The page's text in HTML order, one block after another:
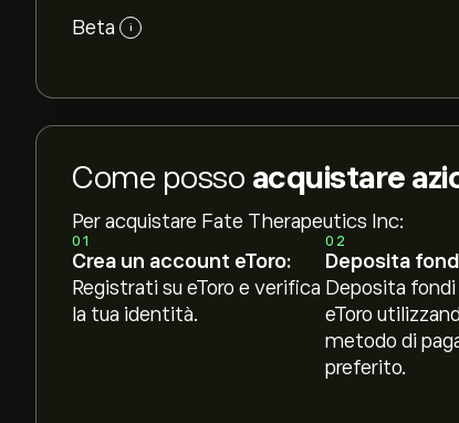
Beta i
Come posso acquistare
Per acquistare Fate Therapeutics Inc:
01
Crea un account eToro:
Registrati su eToro e verifica
la tua identità.
02
Deposita
Deposita
eToro
metodo di
preferito.